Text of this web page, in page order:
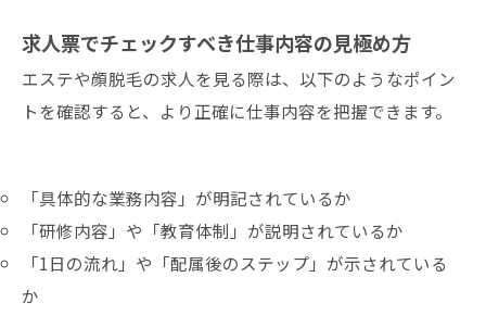
求人票でチェックすべき仕事内容の見極め方
エステや顔脱毛の求人を見る際は、以下のようなポイン
トを確認すると、より正確に仕事内容を把握できます。
「具体的な業務内容」が明記されているか
「研修内容」や「教育体制」が説明されているか
「1日の流れ」や「配属後のステップ」が示されている
か